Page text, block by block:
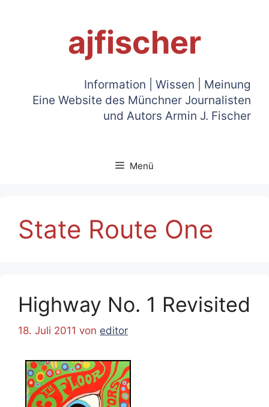
ajfischer
Information | Wissen | Meinung
Eine Website des Münchner Journalisten
und Autors Armin J. Fischer
Menü
State Route One
Highway No. 1 Revisited
18. Juli 2011 von editor